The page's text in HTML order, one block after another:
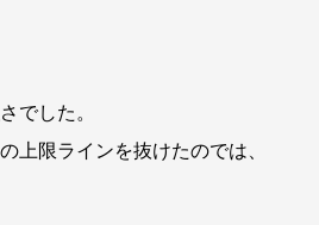
でした。
上限ラインを抜けたのでは、